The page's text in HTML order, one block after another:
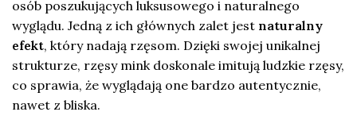
osób poszukujących luksusowego i naturalnego
wyglądu. Jedną z ich głównych zalet jest naturalny
efekt, który nadają rzęsom. Dzięki swojej unikalnej
strukturze, rzęsy mink doskonale imitują ludzkie rzęsy,
co sprawia, że wyglądają one bardzo autentycznie,
nawet z bliska.